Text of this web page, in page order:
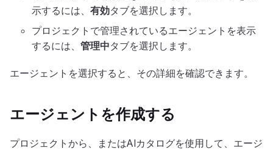
示するには、 有効タブを選択します。
プロジェクトで管理されているエージェントを表示
するには、 管理中タブを選択します。
エージェントを選択すると、その詳細を確認できます。
エージェントを作成する
プロジェクトから、またはAIカタログを使用して、エージ